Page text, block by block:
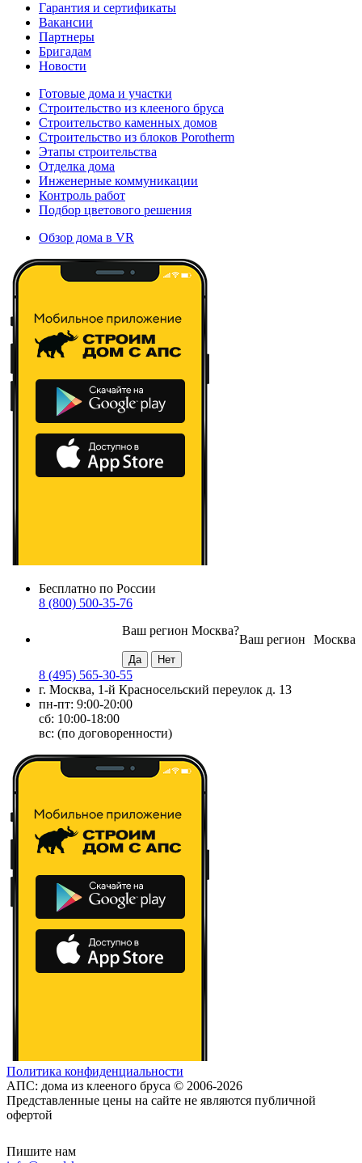
Гарантия и сертификаты
Вакансии
Партнеры
Бригадам
Новости
Готовые дома и участки
Строительство из клееного бруса
Строительство каменных домов
Строительство из блоков Porotherm
Этапы строительства
Отделка дома
Инженерные коммуникации
Контроль работ
Подбор цветового решения
Обзор дома в VR
Бесплатно по России
8 (800) 500-35-76
Москва
Ваш регион
Ваш регион Москва?
8 (495) 565-30-55
г. Москва, 1-й Красносельский переулок д. 13
пн-пт: 9:00-20:00
сб: 10:00-18:00
вс: (по договоренности)
Политика конфиденциальности
АПС: дома из клееного бруса © 2006-2026
Представленные цены на сайте не являются публичной
офертой
Пишите нам